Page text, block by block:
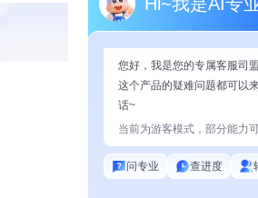
您好，我是您的专属客服司
这个产品的疑难问题都可以
话~
当前为游客模式，部分能力
问专业 查进度